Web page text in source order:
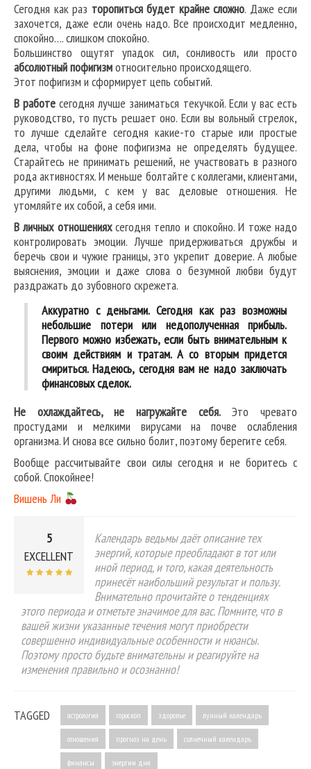
Сегодня как раз торопиться будет крайне сложно. Даже если
захочется, даже если очень надо. Все происходит медленно,
спокойно…. слишком спокойно.
Большинство ощутят упадок сил, сонливость или просто
абсолютный пофигизмотносительно происходящего.
Этот пофигизм и сформирует цепь событий.
В работе сегодня лучше заниматься текучкой. Если у вас есть
руководство, то пусть решает оно. Если вы вольный стрелок,
то лучше сделайте сегодня какие-то старые или простые
дела, чтобы на фоне пофигизма не определять будущее.
Старайтесь не принимать решений, не участвовать в разного
рода активностях. И меньше болтайте с коллегами, клиентами,
другими людьми, с кем у вас деловые отношения. Не
утомляйте их собой, а себя ими.
В личных отношенияхсегодня тепло и спокойно. И тоже надо
контролировать эмоции. Лучше придерживаться дружбы и
беречь свои и чужие границы, это укрепит доверие. А любые
выяснения, эмоции и даже слова о безумной любви будут
раздражать до зубовного скрежета.
Аккуратно с деньгами. Сегодня как раз возможны
небольшие потери или недополученная прибыль.
Первого можно избежать, если быть внимательным к
своим действиям и тратам. А со вторым придется
смириться. Надеюсь, сегодня вам не надо заключать
финансовых сделок.
Не охлаждайтесь, не нагружайте себя.Это чревато
простудами и мелкими вирусами на почве ослабления
организма. И снова все сильно болит, поэтому берегите себя.
Вообще рассчитывайте свои силы сегодня и не боритесь с
собой. Спокойнее!
Вишень Ли
5
EXCELLENT
Календарь ведьмы даёт описание тех
энергий, которые преобладают в тот или
иной период, и того, какая деятельность
принесёт наибольший результат и пользу.
Внимательно прочитайте о тенденциях
этого периода и отметьте значимое для вас. Помните, что в
вашей жизни указанные течения могут приобрести
совершенно индивидуальные особенности и нюансы.
Поэтому просто будьте внимательны и реагируйте на
изменения правильно и осознанно!
TAGGED астрология гороскоп здоровье лунный календарь
отношения прогноз на день солнечный календарь
финансы энергии дня